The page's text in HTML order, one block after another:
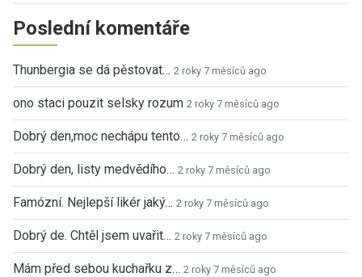
Poslední komentáře
Thunbergia se dá pěstovat… 2 roky 7 měsíců ago
ono staci pouzit selsky rozum 2 roky 7 měsíců ago
Dobrý den,moc nechápu tento… 2 roky 7 měsíců ago
Dobrý den, listy medvědího… 2 roky 7 měsíců ago
Famózní. Nejlepší likér jaký… 2 roky 7 měsíců ago
Dobrý de. Chtěl jsem uvařit… 2 roky 7 měsíců ago
Mám před sebou kuchařku z… 2 roky 7 měsíců ago